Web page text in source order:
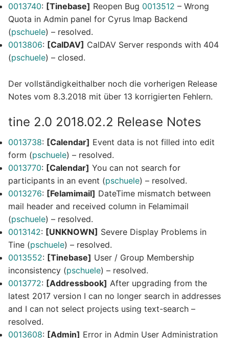
0013740: [Tinebase] Reopen Bug 0013512 – Wrong
Quota in Admin panel for Cyrus Imap Backend
(pschuele) – resolved.
0013806: [CalDAV] CalDAV Server responds with 404
(pschuele) – closed.
Der vollständigkeithalber noch die vorherigen Release
Notes vom 8.3.2018 mit über 13 korrigierten Fehlern.
tine 2.0 2018.02.2 Release Notes
0013738: [Calendar] Event data is not filled into edit
form (pschuele) – resolved.
0013770: [Calendar] You can not search for
participants in an event (pschuele) – resolved.
0013276: [Felamimail] DateTime mismatch between
mail header and received column in Felamimail
(pschuele) – resolved.
0013142: [UNKNOWN] Severe Display Problems in
Tine (pschuele) – resolved.
0013552: [Tinebase] User / Group Membership
inconsistency (pschuele) – resolved.
0013772: [Addressbook] After upgrading from the
latest 2017 version I can no longer search in addresses
and I can not select projects using text-search –
resolved.
0013608: [Admin] Error in Admin User Administration